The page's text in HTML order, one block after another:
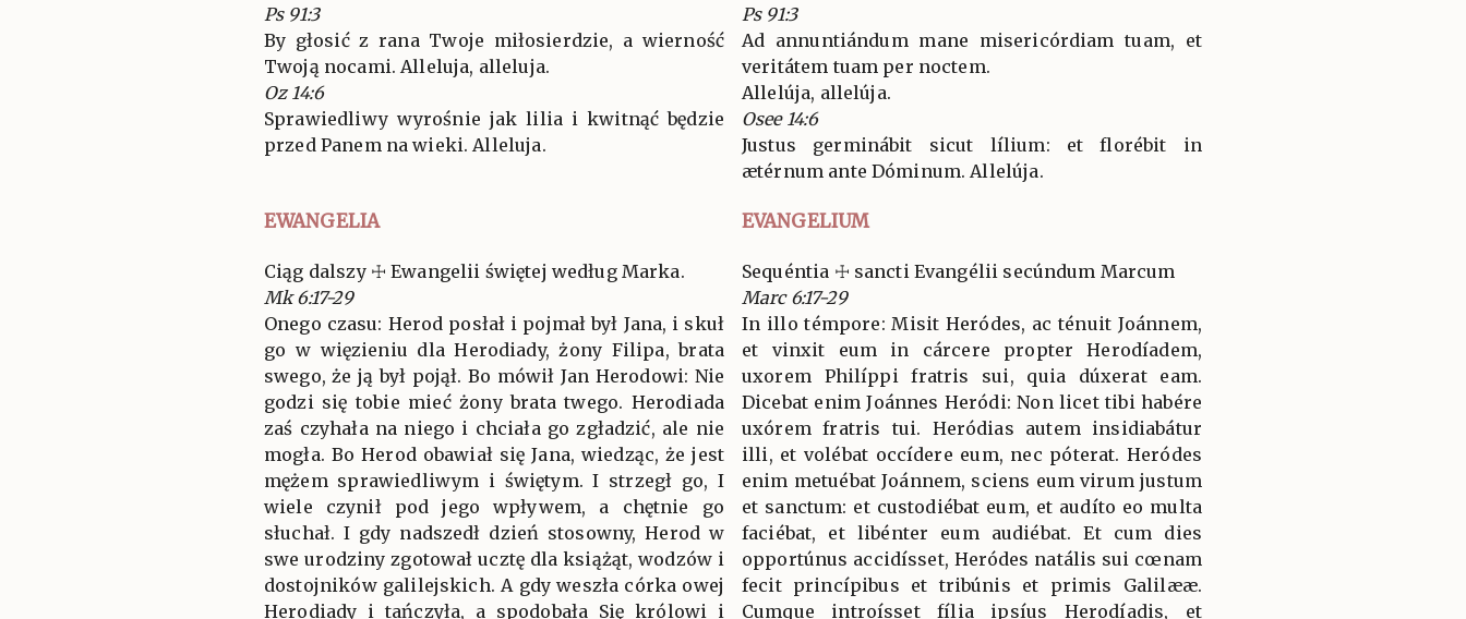
Ps 91:3
By głosić z rana Twoje miłosierdzie, a wierność
Twoją nocami. Alleluja, alleluja.
Oz 14:6
Sprawiedliwy wyrośnie jak lilia i kwitnąć będzie
przed Panem na wieki. Alleluja.
Ps 91:3
Ad annuntiándum mane misericórdiam tuam, et
veritátem tuam per noctem.
Allelúja, allelúja.
Osee 14:6
Justus germinábit sicut lílium: et florébit in
ætérnum ante Dóminum. Allelúja.
EWANGELIA EVANGELIUM
Ciąg dalszy ☩ Ewangelii świętej według Marka.
Mk 6:17-29
Onego czasu: Herod posłał i pojmał był Jana, i skuł
go w więzieniu dla Herodiady, żony Filipa, brata
swego, że ją był pojął. Bo mówił Jan Herodowi: Nie
godzi się tobie mieć żony brata twego. Herodiada
zaś czyhała na niego i chciała go zgładzić, ale nie
mogła. Bo Herod obawiał się Jana, wiedząc, że jest
mężem sprawiedliwym i świętym. I strzegł go, I
wiele czynił pod jego wpływem, a chętnie go
słuchał. I gdy nadszedł dzień stosowny, Herod w
swe urodziny zgotował ucztę dla książąt, wodzów i
dostojników galilejskich. A gdy weszła córka owej
Herodiady i tańczyła, a spodobała Się królowi i
Sequéntia ☩ sancti Evangélii secúndum Marcum
Marc 6:17-29
In illo témpore: Misit Heródes, ac ténuit Joánnem,
et vinxit eum in cárcere propter Herodíadem,
uxorem Philíppi fratris sui, quia dúxerat eam.
Dicebat enim Joánnes Heródi: Non licet tibi habére
uxórem fratris tui. Heródias autem insidiabátur
illi, et volébat occídere eum, nec póterat. Heródes
enim metuébat Joánnem, sciens eum virum justum
et sanctum: et custodiébat eum, et audíto eo multa
faciébat, et libénter eum audiébat. Et cum dies
opportúnus accidísset, Heródes natális sui cœnam
fecit princípibus et tribúnis et primis Galilææ.
Cumque introísset fília ipsíus Herodíadis, et